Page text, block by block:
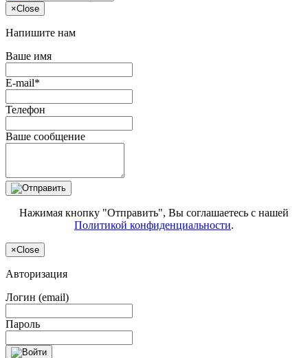
×Close
Напишите нам
Ваше имя
E-mail*
Телефон
Ваше сообщение
Нажимая кнопку "Отправить", Вы соглашаетесь с нашей
Политикой конфиденциальности.
×Close
Авторизация
Логин (email)
Пароль